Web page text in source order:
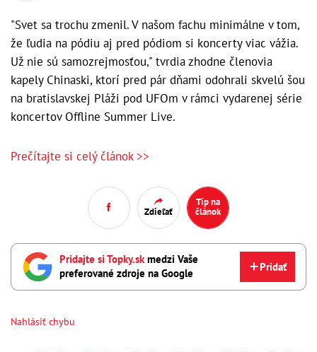
"Svet sa trochu zmenil. V našom fachu minimálne v tom,
že ľudia na pódiu aj pred pódiom si koncerty viac vážia.
Už nie sú samozrejmosťou," tvrdia zhodne členovia
kapely Chinaski, ktorí pred pár dňami odohrali skvelú šou
na bratislavskej Pláži pod UFOm v rámci vydarenej série
koncertov Offline Summer Live.
Prečítajte si celý článok >>
Zdieľať
Tip na
článok
Pridajte si Topky.skmedzi Vaše
preferované zdroje na Google
Pridať
Nahlásiť chybu